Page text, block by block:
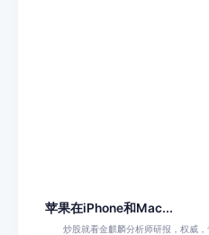
苹果在iPhone和Mac...
炒股就看金麒麟分析师研报，权威，